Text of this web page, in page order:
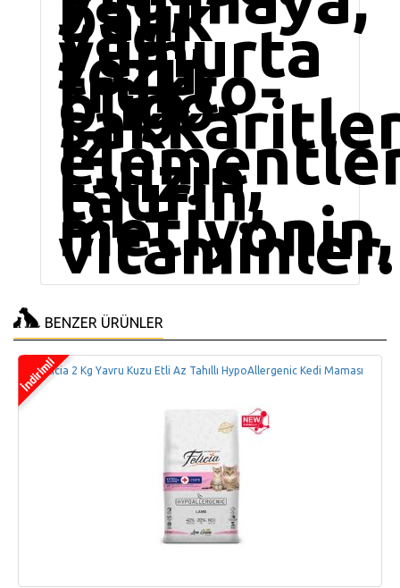
balık
yağı,
yumurta
tozu,
frukto-
oligo-
İz
L-lizin,
taurin,
DL-
metİyonin,
vitaminler.
BENZER ÜRÜNLER
Felicia 2 Kg Yavru Kuzu Etli Az Tahıllı HypoAllergenic Kedi Maması